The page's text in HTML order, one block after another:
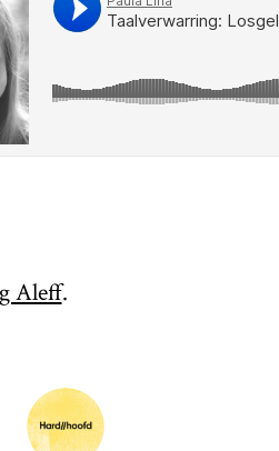
Aleff.